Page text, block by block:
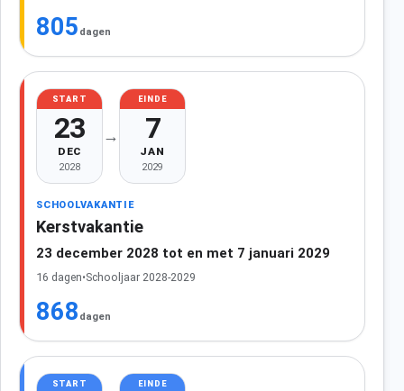
805 dagen
START
23
DEC
2028
→
EINDE
7
JAN
2029
SCHOOLVAKANTIE
Kerstvakantie
23 december 2028 tot en met 7 januari 2029
16 dagen•Schooljaar 2028-2029
868 dagen
START EINDE